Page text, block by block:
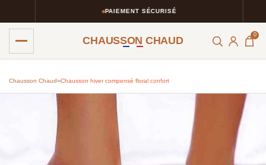
PAIEMENT SÉCURISÉ
CHAUSSON CHAUD 0
Chausson Chaud››Chausson hiver compensé floral confort